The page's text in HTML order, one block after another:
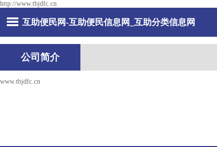
http://www.tbjdfc.cn
互助便民网-互助便民信息网_互助分类信息网
公司简介
www.tbjdfc.cn